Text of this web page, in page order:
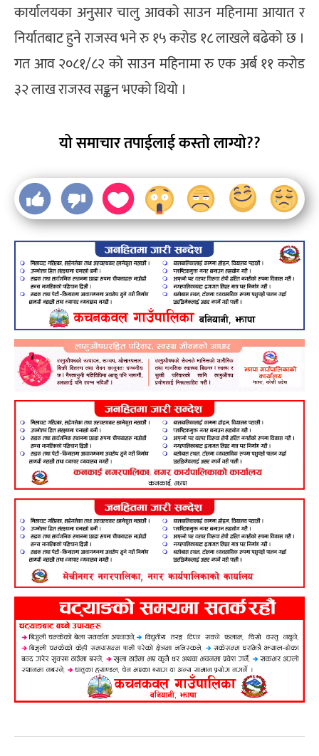
कार्यालयका अनुसार चालु आवको साउन महिनामा आयात र
निर्यातबाट हुने राजस्व भने रु १५ करोड १८ लाखले बढेको छ ।
गत आव २०८१/८२ को साउन महिनामा रु एक अर्ब ११ करोड
३२ लाख राजस्व सङ्कन भएको थियो ।
यो समाचार तपाईलाई कस्तो लाग्यो??